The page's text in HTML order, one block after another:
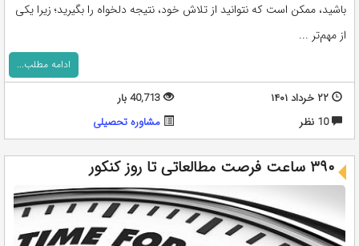
باشید، ممکن است که نتوانید از تلاش خود، نتیجه دلخواه را بگیرید؛ زیرا یکی
از مهم‌تر ...
ادامه مطلب...
۲۲ خرداد ۱۴۰۱
40,713 بار
10 نظر
مشاوره تحصيلی
۳۹۰ ساعت فرصت مطالعاتی تا روز کنکور